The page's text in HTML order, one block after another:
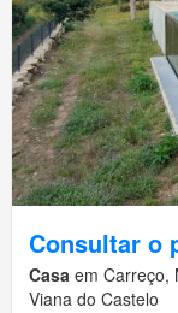
Consultar o
Casa em Carreço,
Viana do Castelo